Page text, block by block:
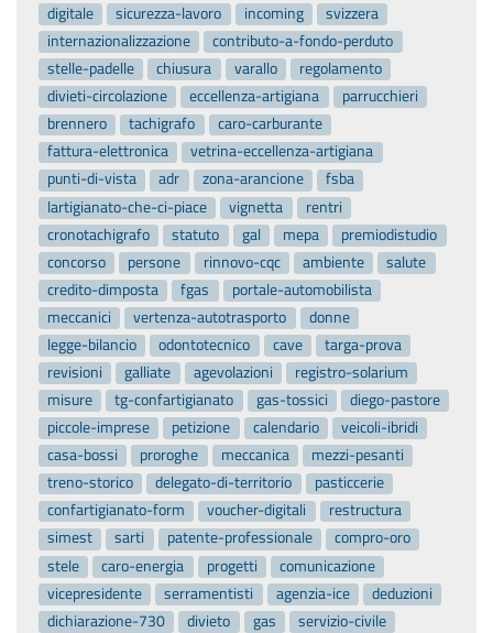
digitale
sicurezza-lavoro incoming
svizzera
internazionalizzazione
contributo-a-fondo-perduto
stelle-padelle
chiusura varallo
regolamento
divieti-circolazione
eccellenza-artigiana
parrucchieri
brennero
tachigrafo
caro-carburante
fattura-elettronica
vetrina-eccellenza-artigiana
punti-di-vista
adr zona-arancione
fsba
lartigianato-che-ci-piace
vignetta
rentri
cronotachigrafo
statuto gal mepa
premiodistudio
concorso
persone rinnovo-cqc ambiente
salute
credito-dimposta
fgas
portale-automobilista
meccanici
vertenza-autotrasporto
donne
legge-bilancio
odontotecnico cave
targa-prova
revisioni
galliate agevolazioni
registro-solarium
misure
tg-confartigianato gas-tossici
diego-pastore
piccole-imprese
petizione calendario
veicoli-ibridi
casa-bossi
proroghe meccanica
mezzi-pesanti
treno-storico
delegato-di-territorio
pasticcerie
confartigianato-form
voucher-digitali
restructura
simest
sarti patente-professionale
compro-oro
stele
caro-energia progetti
comunicazione
vicepresidente
serramentisti agenzia-ice
deduzioni
dichiarazione-730
divieto gas
servizio-civile